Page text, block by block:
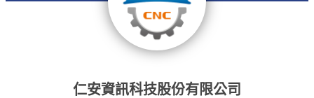
仁安資訊科技股份有限公司